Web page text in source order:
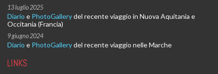
13 luglio 2025
Diario e PhotoGallerydel recente viaggio in Nuova Aquitania e
Occitania (Francia)
9 giugno 2024
Diario e PhotoGallerydel recente viaggio nelle Marche
LINKS